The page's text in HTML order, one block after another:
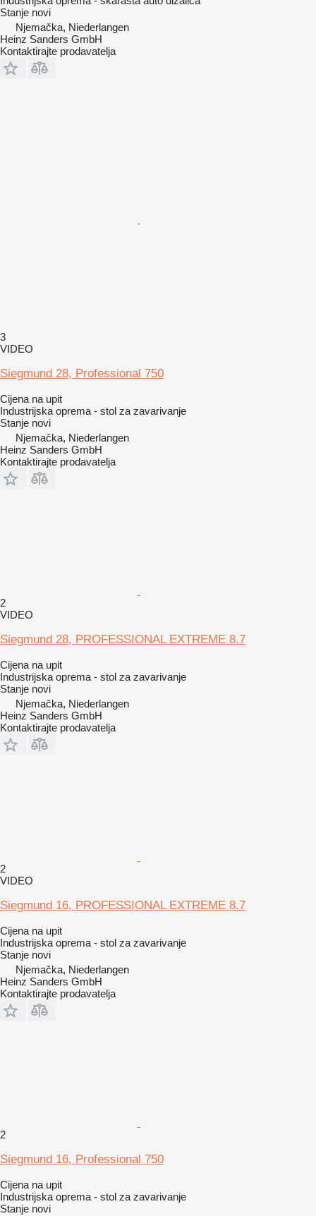
Stanje novi
Njemačka, Niederlangen
Heinz Sanders GmbH
Kontaktirajte prodavatelja
3
VIDEO
Siegmund 28, Professional 750
Cijena na upit
Industrijska oprema - stol za zavarivanje
Stanje novi
Njemačka, Niederlangen
Heinz Sanders GmbH
Kontaktirajte prodavatelja
2
VIDEO
Siegmund 28, PROFESSIONAL EXTREME 8.7
Cijena na upit
Industrijska oprema - stol za zavarivanje
Stanje novi
Njemačka, Niederlangen
Heinz Sanders GmbH
Kontaktirajte prodavatelja
2
VIDEO
Siegmund 16, PROFESSIONAL EXTREME 8.7
Cijena na upit
Industrijska oprema - stol za zavarivanje
Stanje novi
Njemačka, Niederlangen
Heinz Sanders GmbH
Kontaktirajte prodavatelja
2
Siegmund 16, Professional 750
Cijena na upit
Industrijska oprema - stol za zavarivanje
Stanje novi